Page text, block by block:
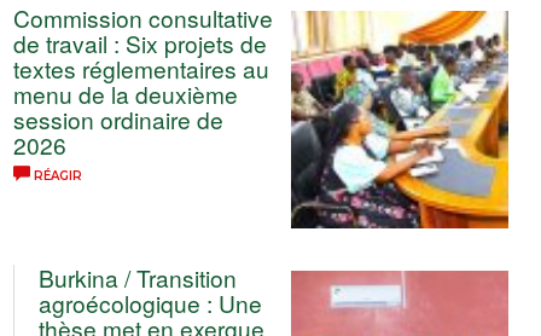
Commission consultative
de travail : Six projets de
textes réglementaires au
menu de la deuxième
session ordinaire de
2026
RÉAGIR
Burkina / Transition
agroécologique : Une
thèse met en exergue